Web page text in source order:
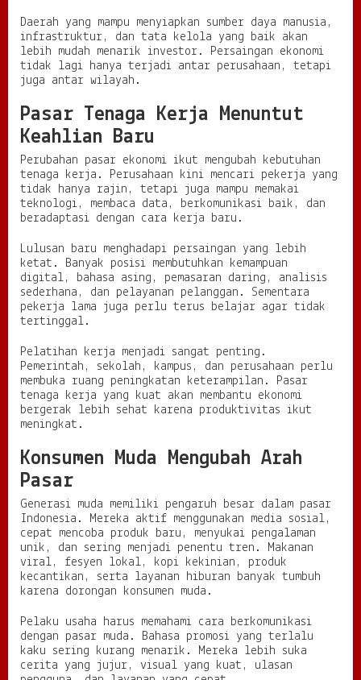
Daerah yang mampu menyiapkan sumber daya manusia,
infrastruktur, dan tata kelola yang baik akan
lebih mudah menarik investor. Persaingan ekonomi
tidak lagi hanya terjadi antar perusahaan, tetapi
juga antar wilayah.
Pasar Tenaga Kerja Menuntut
Keahlian Baru
Perubahan pasar ekonomi ikut mengubah kebutuhan
tenaga kerja. Perusahaan kini mencari pekerja yang
tidak hanya rajin, tetapi juga mampu memakai
teknologi, membaca data, berkomunikasi baik, dan
beradaptasi dengan cara kerja baru.
Lulusan baru menghadapi persaingan yang lebih
ketat. Banyak posisi membutuhkan kemampuan
digital, bahasa asing, pemasaran daring, analisis
sederhana, dan pelayanan pelanggan. Sementara
pekerja lama juga perlu terus belajar agar tidak
tertinggal.
Pelatihan kerja menjadi sangat penting.
Pemerintah, sekolah, kampus, dan perusahaan perlu
membuka ruang peningkatan keterampilan. Pasar
tenaga kerja yang kuat akan membantu ekonomi
bergerak lebih sehat karena produktivitas ikut
meningkat.
Konsumen Muda Mengubah Arah
Pasar
Generasi muda memiliki pengaruh besar dalam pasar
Indonesia. Mereka aktif menggunakan media sosial,
cepat mencoba produk baru, menyukai pengalaman
unik, dan sering menjadi penentu tren. Makanan
viral, fesyen lokal, kopi kekinian, produk
kecantikan, serta layanan hiburan banyak tumbuh
karena dorongan konsumen muda.
Pelaku usaha harus memahami cara berkomunikasi
dengan pasar muda. Bahasa promosi yang terlalu
kaku sering kurang menarik. Mereka lebih suka
cerita yang jujur, visual yang kuat, ulasan